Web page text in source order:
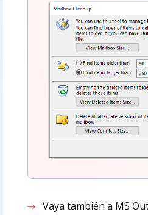
Vaya también a MS